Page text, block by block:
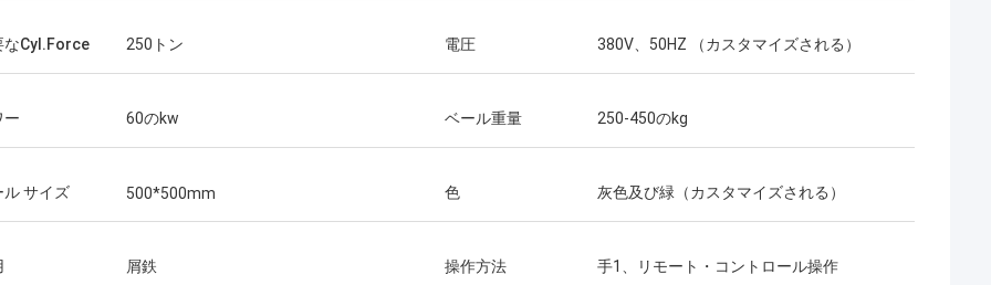
なCyl.Force 250トン 電圧 380V、50HZ （カスタマイズされる）
ー 60のkw ベール重量 250-450のkg
ル サイズ 500*500mm 色 灰色及び緑（カスタマイズされる）
屑鉄 操作方法 手1、リモート・コントロール操作